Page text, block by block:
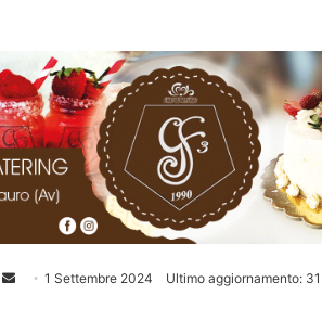
Invia 1 Settembre 2024
Ultimo aggiornamento: